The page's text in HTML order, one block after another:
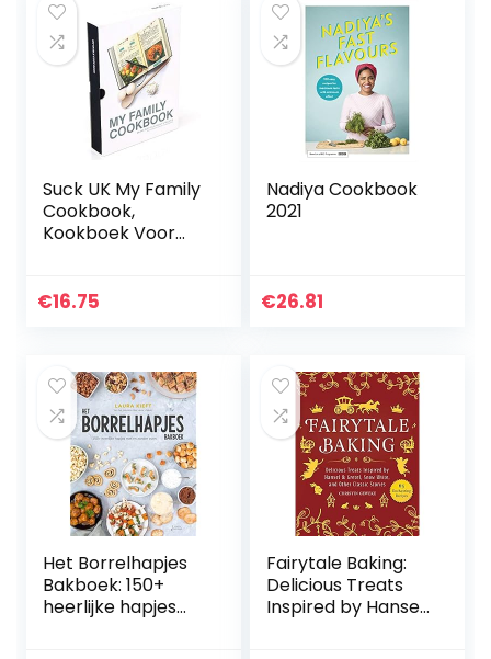
Suck UK My Family
Cookbook,
Kookboek Voor
Onze
€16.75
Nadiya Cookbook
2021
€26.81
Het Borrelhapjes
Bakboek: 150+
heerlijke hapjes
Fairytale Baking:
Delicious Treats
Inspired by Hansel